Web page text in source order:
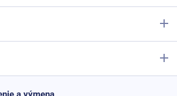
Kovová výstuž,Lycra,Polyester